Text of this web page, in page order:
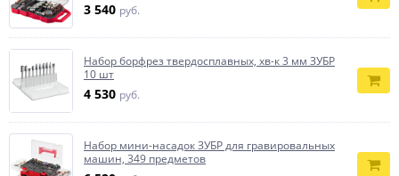
3 540 руб.
Набор борфрез твердосплавных, хв-к 3 мм ЗУБР
10 шт
4 530 руб.
Набор мини-насадок ЗУБР для гравировальных
машин, 349 предметов